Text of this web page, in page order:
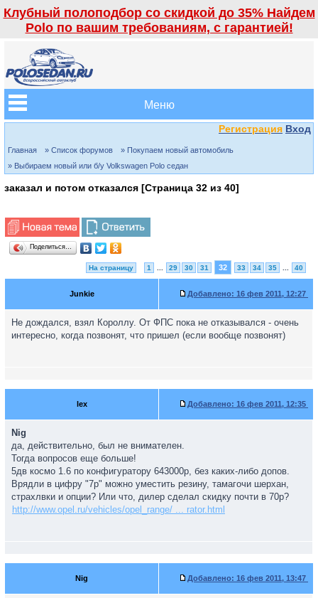
Клубный полоподбор со скидкой до 35% Найдем
Polo по вашим требованиям, с гарантией!
Меню
Регистрация Вход
Главная » Список форумов
» Покупаем новый автомобиль
» Выбираем новый или б/у Volkswagen Polo седан
заказал и потом отказался [Страница 32 из 40]
Поделиться…
На страницу 1 29 30 31 32 33 34 35 40
Junkie Добавлено: 16 фев 2011, 12:27
Не дождался, взял Короллу. От ФПС пока не отказывался - очень
интересно, когда позвонят, что пришел (если вообще позвонят)
lex Добавлено: 16 фев 2011, 12:35
Nig
да, действительно, был не внимателен.
Тогда вопросов еще больше!
5дв космо 1.6 по конфигуратору 643000р, без каких-либо допов.
Врядли в цифру "7р" можно уместить резину, тамагочи шерхан,
страхлвки и опции? Или что, дилер сделал скидку почти в 70р?
http://www.opel.ru/vehicles/opel_range/ ... rator.html
Nig Добавлено: 16 фев 2011, 13:47